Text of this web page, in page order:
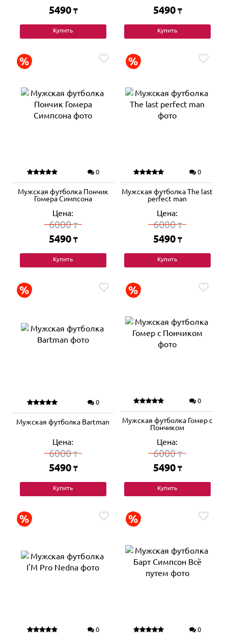
5490 ₸
Купить
5490 ₸
Купить
0
Мужская футболка Пончик
Гомера Симпсона
Цена:
6000₸
5490 ₸
Купить
0
Мужская футболка The last
perfect man
Цена:
6000₸
5490 ₸
Купить
0
Мужская футболка Bartman
Цена:
6000₸
5490 ₸
Купить
0
Мужская футболка Гомер с
Пончиком
Цена:
6000₸
5490 ₸
Купить
0 0